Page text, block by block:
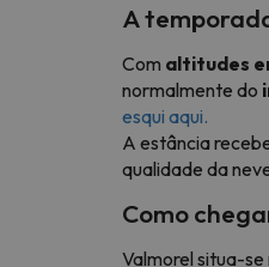
A
Com altitudes
normalmente do
esqui aqui.
A estância
qualidade da
Como
Valmorel situa-se